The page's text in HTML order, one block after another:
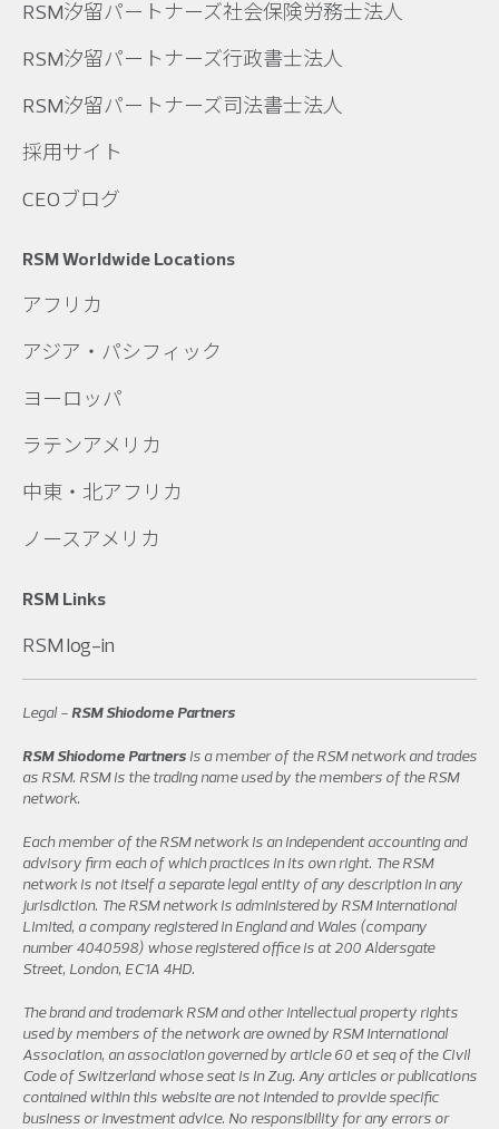
RSM汐留パートナーズ社会保険労務士法人
RSM汐留パートナーズ行政書士法人
RSM汐留パートナーズ司法書士法人
採用サイト
CEOブログ
RSM Worldwide Locations
アフリカ
アジア・パシフィック
ヨーロッパ
ラテンアメリカ
中東・北アフリカ
ノースアメリカ
RSM Links
RSM log-in
Legal -RSM Shiodome Partners
RSM Shiodome Partners is a member of the RSM network and trades
as RSM. RSM is the trading name used by the members of the RSM
network.
Each member of the RSM network is an independent accounting and
advisory firm each of which practices in its own right. The RSM
network is not itself a separate legal entity of any description in any
jurisdiction. The RSM network is administered by RSM International
Limited, a company registered in England and Wales (company
number 4040598) whose registered office is at 200 Aldersgate
Street, London, EC1A 4HD.
The brand and trademark RSM and other intellectual property rights
used by members of the network are owned by RSM International
Association, an association governed by article 60 et seq of the Civil
Code of Switzerland whose seat is in Zug. Any articles or publications
contained within this website are not intended to provide specific
business or investment advice. No responsibility for any errors or